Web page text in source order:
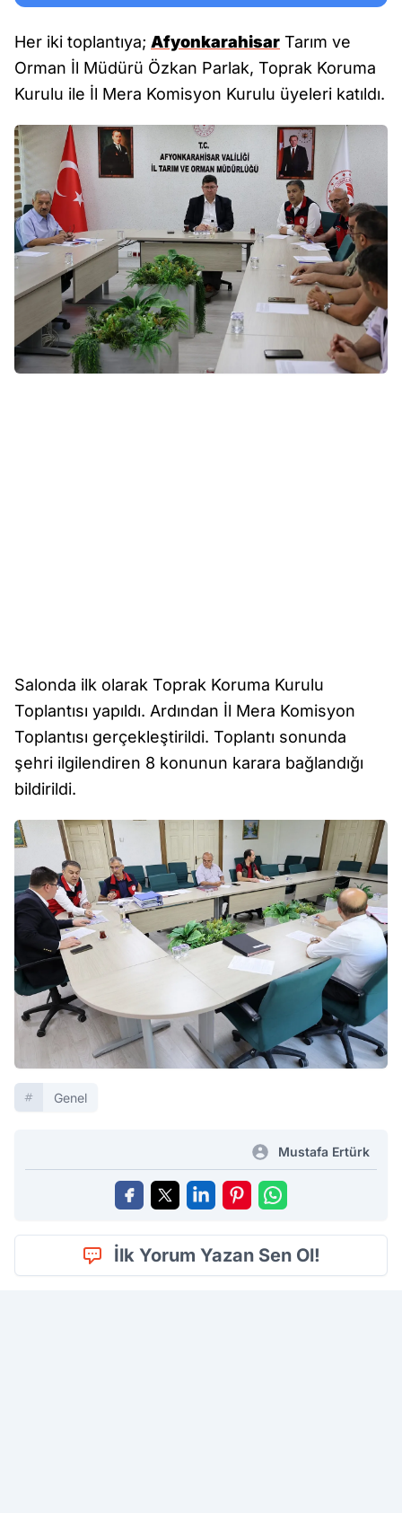
Her iki toplantıya; Afyonkarahisar Tarım ve
Orman İl Müdürü Özkan Parlak, Toprak Koruma
Kurulu ile İl Mera Komisyon Kurulu üyeleri katıldı.
Salonda ilk olarak Toprak Koruma Kurulu
Toplantısı yapıldı. Ardından İl Mera Komisyon
Toplantısı gerçekleştirildi. Toplantı sonunda
şehri ilgilendiren 8 konunun karara bağlandığı
bildirildi.
Genel
Mustafa Ertürk
İlk Yorum Yazan Sen Ol!